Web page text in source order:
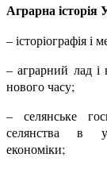
Аграрна історія
– історіографія і
– аграрний лад і
нового часу;
– селянське
селянства в
економіки;